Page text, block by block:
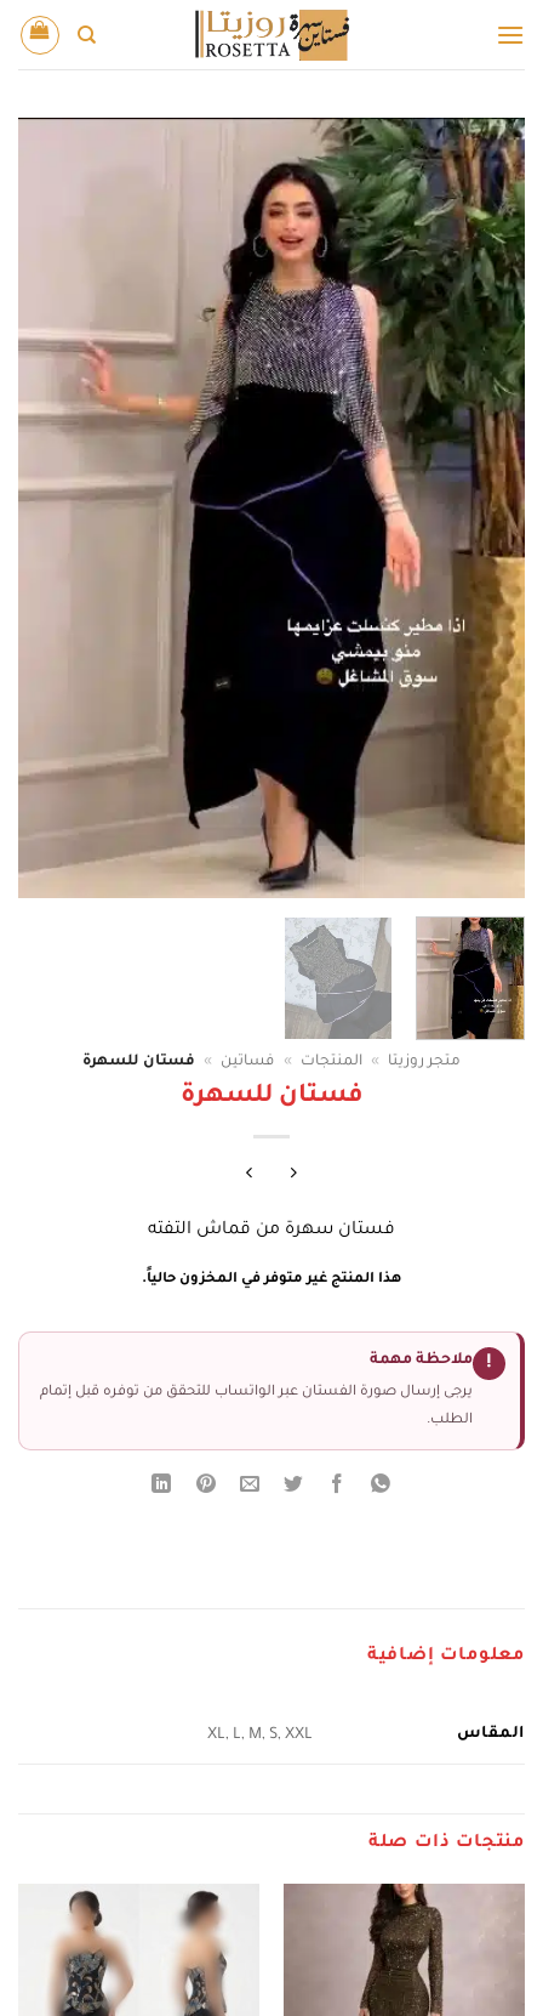
للمحتوى
متجر روزيتا » المنتجات » فساتين » فستان للسهرة
فستان للسهرة
فستان سهرة من قماش التفته
هذا المنتج غير متوفر في المخزون حالياً.
! ملاحظة مهمة
يرجى إرسال صورة الفستان عبر الواتساب للتحقق من توفره قبل إتمام
الطلب.
معلومات إضافية
المقاس XL, L, M, S, XXL
منتجات ذات صلة